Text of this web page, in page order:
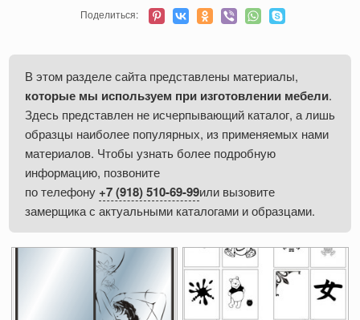
Поделиться:
В этом разделе сайта представлены материалы,
которые мы используем при изготовлении мебели.
Здесь представлен не исчерпывающий каталог, а лишь
образцы наиболее популярных, из применяемых нами
материалов. Чтобы узнать более подробную
информацию, позвоните
по телефону +7 (918) 510-69-99или вызовите
замерщика с актуальными каталогами и образцами.